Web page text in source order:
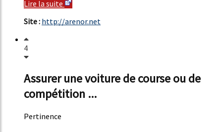
Lire la suite
Site : http://arenor.net
4
Assurer une voiture de course ou de
compétition ...
Pertinence